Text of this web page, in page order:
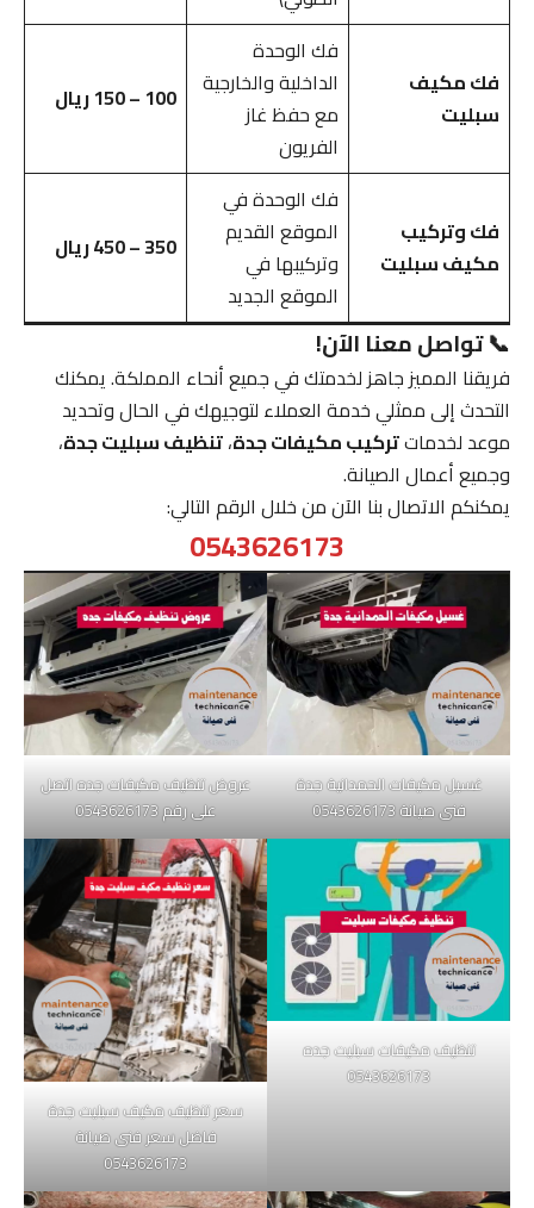
فك مكيف
سبليت
فك الوحدة
الداخلية والخارجية
مع حفظ غاز
الفريون
100 – 150 ريال
فك وتركيب
مكيف سبليت
فك الوحدة في
الموقع القديم
وتركيبها في
الموقع الجديد
350 – 450 ريال
📞 تواصل معنا الآن!
فريقنا المميز جاهز لخدمتك في جميع أنحاء المملكة. يمكنك
التحدث إلى ممثلي خدمة العملاء لتوجيهك في الحال وتحديد
موعد لخدماتتركيب مكيفات جدة،تنظيف سبليت جدة،
وجميع أعمال الصيانة.
يمكنكم الاتصال بنا الآن من خلال الرقم التالي:
0543626173
غسيل مكيفات الحمدانية جدة
فنى صيانة 0543626173
عروض تنظيف مكيفات جده اتصل
على رقم 0543626173
تنظيف مكيفات سبليت جده
0543626173
سعر تنظيف مكيف سبليت جدة
فاضل سعر فنى صيانة
0543626173